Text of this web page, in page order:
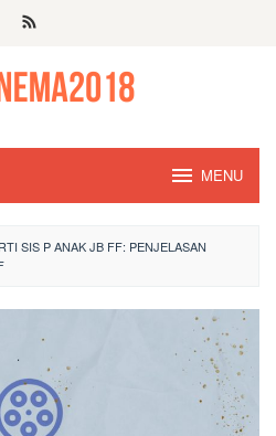
MENU
SIS P ANAK JB FF: PENJELASAN